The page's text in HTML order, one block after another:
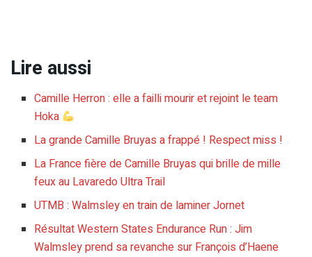
Lire aussi
Camille Herron : elle a failli mourir et rejoint le team
Hoka
La grande Camille Bruyas a frappé ! Respect miss !
La France fière de Camille Bruyas qui brille de mille
feux au Lavaredo Ultra Trail
UTMB : Walmsley en train de laminer Jornet
Résultat Western States Endurance Run : Jim
Walmsley prend sa revanche sur François d’Haene